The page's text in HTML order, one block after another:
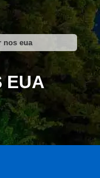
nos eua
EUA